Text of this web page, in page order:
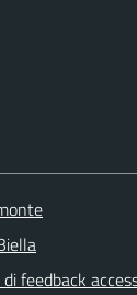
feedback